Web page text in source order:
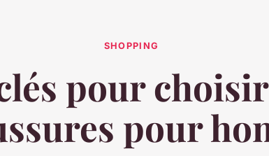
SHOPPING
pour
pour